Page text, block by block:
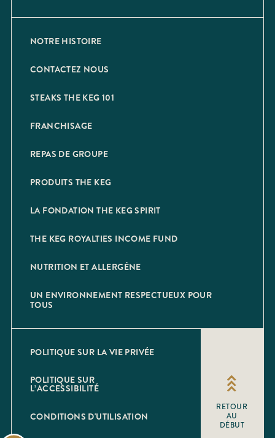
NOTRE HISTOIRE
CONTACTEZ NOUS
STEAKS THE KEG 101
FRANCHISAGE
REPAS DE GROUPE
PRODUITS THE KEG
LA FONDATION THE KEG SPIRIT
THE KEG ROYALTIES INCOME FUND
NUTRITION ET ALLERGÈNE
UN ENVIRONNEMENT RESPECTUEUX POUR
TOUS
POLITIQUE SUR LA VIE PRIVÉE
POLITIQUE SUR
L’ACCESSIBILITÉ
CONDITIONS D'UTILISATION
RETOUR
AU
DÉBUT